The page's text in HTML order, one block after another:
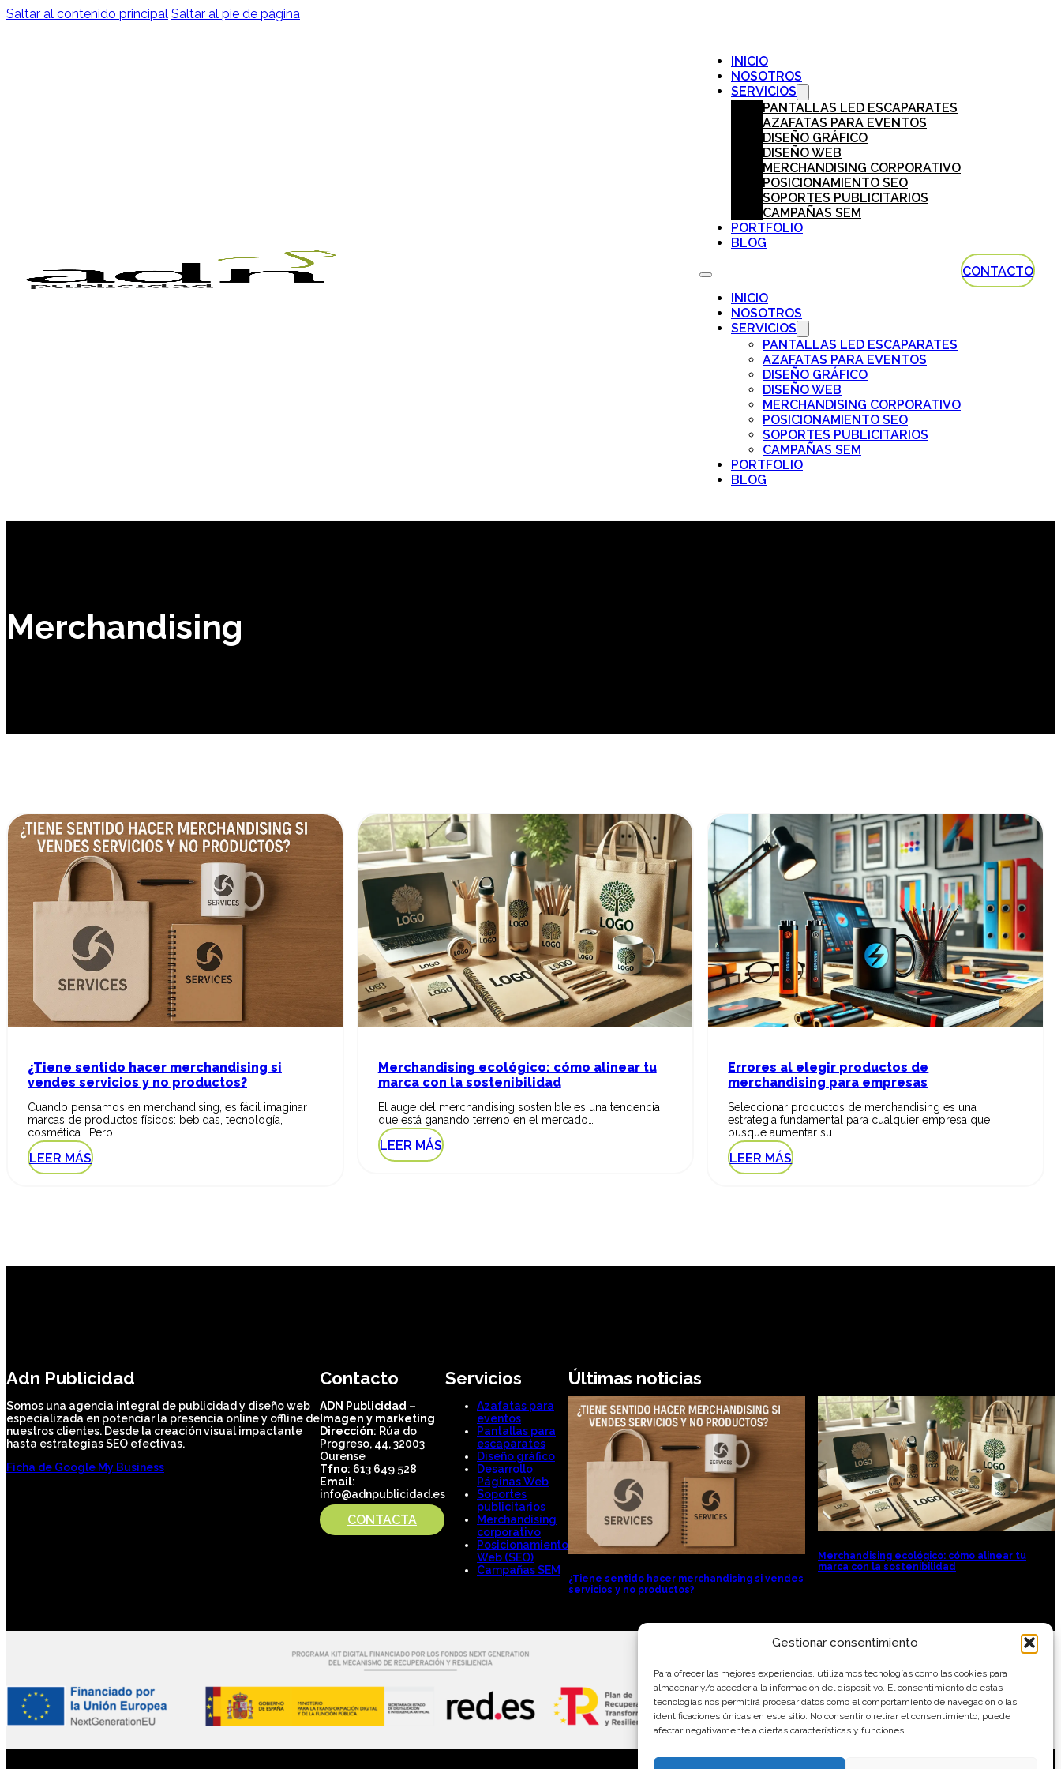
Gestionar consentimiento
Para ofrecer las mejores experiencias, utilizamos tecnologías como las cookies para
almacenar y/o acceder a la información del dispositivo. El consentimiento de estas
tecnologías nos permitirá procesar datos como el comportamiento de navegación o las
identificaciones únicas en este sitio. No consentir o retirar el consentimiento, puede
afectar negativamente a ciertas características y funciones.
Saltar al contenido principal Saltar al pie de página
INICIO
NOSOTROS
SERVICIOS
PANTALLAS LED ESCAPARATES
AZAFATAS PARA EVENTOS
DISEÑO GRÁFICO
DISEÑO WEB
MERCHANDISING CORPORATIVO
POSICIONAMIENTO SEO
SOPORTES PUBLICITARIOS
CAMPAÑAS SEM
PORTFOLIO
BLOG
INICIO
NOSOTROS
SERVICIOS
PANTALLAS LED ESCAPARATES
AZAFATAS PARA EVENTOS
DISEÑO GRÁFICO
DISEÑO WEB
MERCHANDISING CORPORATIVO
POSICIONAMIENTO SEO
SOPORTES PUBLICITARIOS
CAMPAÑAS SEM
PORTFOLIO
BLOG
CONTACTO
Merchandising
¿Tiene sentido hacer merchandising si
vendes servicios y no productos?
Cuando pensamos en merchandising, es fácil imaginar
marcas de productos físicos: bebidas, tecnología,
cosmética… Pero…
LEER MÁS
Merchandising ecológico: cómo alinear tu
marca con la sostenibilidad
El auge del merchandising sostenible es una tendencia
que está ganando terreno en el mercado…
LEER MÁS
Errores al elegir productos de
merchandising para empresas
Seleccionar productos de merchandising es una
estrategia fundamental para cualquier empresa que
busque aumentar su…
LEER MÁS
Adn Publicidad
Somos una agencia integral de publicidad y diseño web
especializada en potenciar la presencia online y offline de
nuestros clientes. Desde la creación visual impactante
hasta estrategias SEO efectivas.
Ficha de Google My Business
Contacto
ADN Publicidad –
Imagen y marketing
Dirección: Rúa do
Progreso, 44, 32003
Ourense
Tfno: 613 649 528
Email:
info@adnpublicidad.es
CONTACTA
Servicios
Azafatas para
eventos
Pantallas para
escaparates
Diseño gráfico
Desarrollo
Páginas Web
Soportes
publicitarios
Merchandising
corporativo
Posicionamiento
Web (SEO)
Campañas SEM
Últimas noticias
¿Tiene sentido hacer merchandising si vendes
servicios y no productos?
Merchandising ecológico: cómo alinear tu
marca con la sostenibilidad